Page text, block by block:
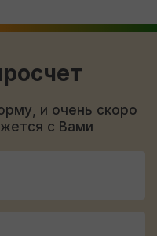
и очень скоро
с Вами